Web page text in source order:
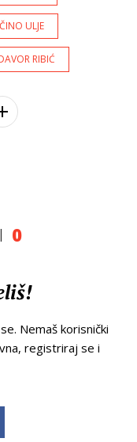
ULJE
RIBIĆ
0
Nemaš korisnički
registriraj se i